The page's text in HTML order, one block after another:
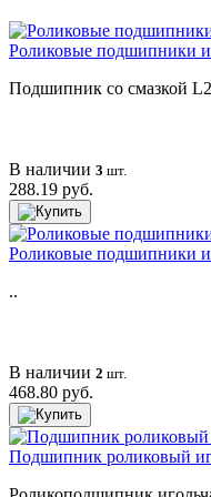
Роликовые подшипники
Подшипник со смазкой
В наличии 3 шт.
288.19 руб.
Роликовые подшипники
..
В наличии 2 шт.
468.80 руб.
Подшипник роликовый